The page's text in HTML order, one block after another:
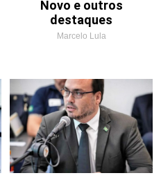
Novo e outros
destaques
Marcelo Lula